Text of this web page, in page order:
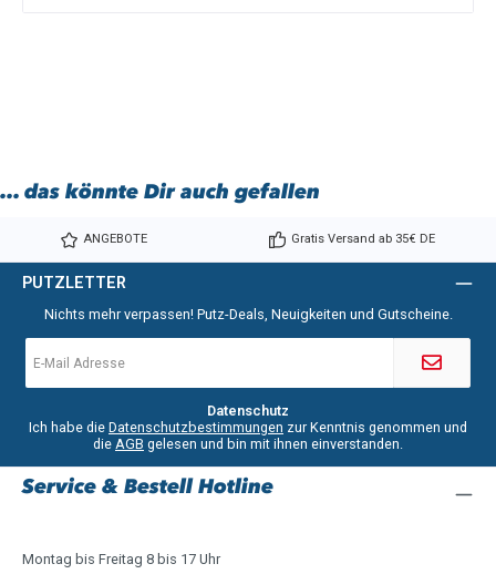
... das könnte Dir auch gefallen
ANGEBOTE Gratis Versand ab 35€ DE
PUTZLETTER
Nichts mehr verpassen! Putz-Deals, Neuigkeiten und Gutscheine.
Mail-
Datenschutz
Ich habe die Datenschutzbestimmungen zur Kenntnis genommen und
die AGB gelesen und bin mit ihnen einverstanden.
Service & Bestell Hotline
Montag bis Freitag 8 bis 17 Uhr